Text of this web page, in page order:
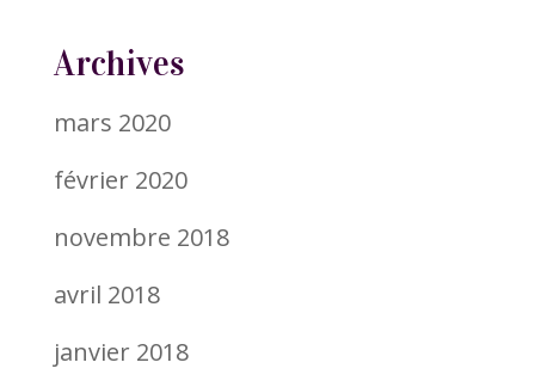
Archives
mars 2020
février 2020
novembre 2018
avril 2018
janvier 2018